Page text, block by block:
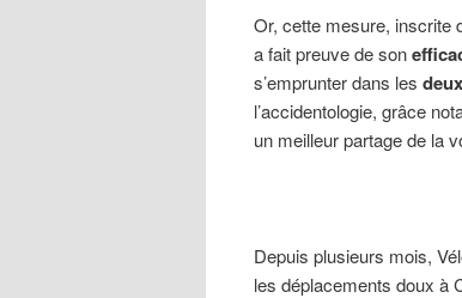
Or, cette mesure, inscrite
a fait preuve de son
s’emprunter dans les
l’accidentologie, grâce
un meilleur partage de la
Depuis plusieurs mois,
les déplacements doux à